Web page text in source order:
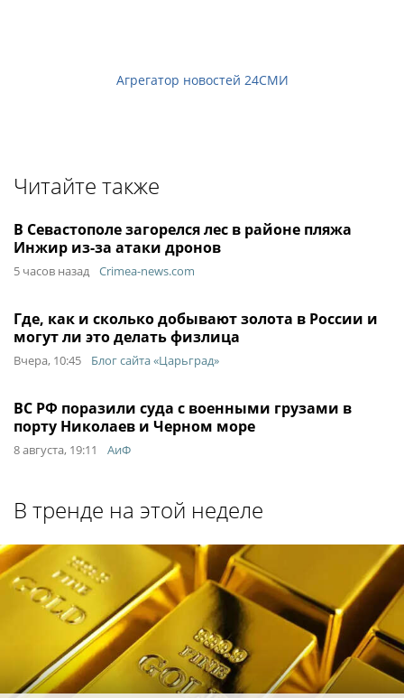
Агрегатор новостей 24СМИ
Читайте также
В Севастополе загорелся лес в районе пляжа
Инжир из-за атаки дронов
5 часов назад Crimea-news.com
Где, как и сколько добывают золота в России и
могут ли это делать физлица
Вчера, 10:45 Блог сайта «Царьград»
ВС РФ поразили суда с военными грузами в
порту Николаев и Черном море
8 августа, 19:11 АиФ
В тренде на этой неделе